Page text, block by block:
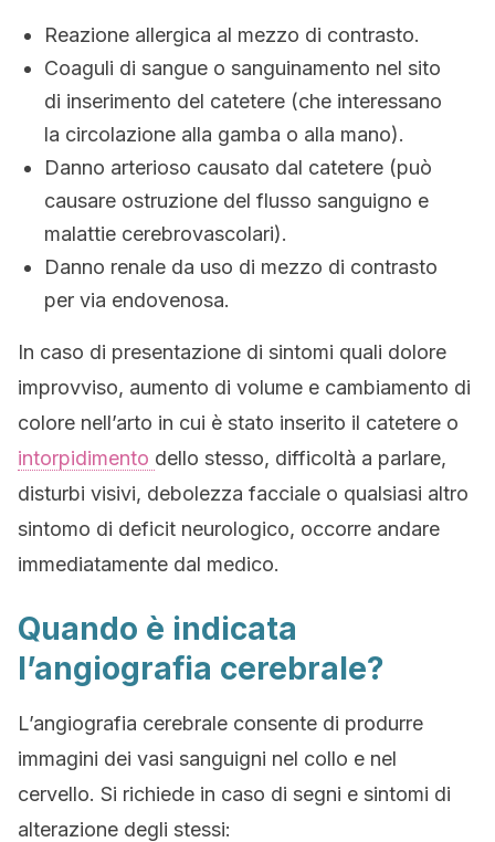
Reazione allergica al mezzo di contrasto.
Coaguli di sangue o sanguinamento nel sito
di inserimento del catetere (che interessano
la circolazione alla gamba o alla mano).
Danno arterioso causato dal catetere (può
causare ostruzione del flusso sanguigno e
malattie cerebrovascolari).
Danno renale da uso di mezzo di contrasto
per via endovenosa.
In caso di presentazione di sintomi quali dolore
improvviso, aumento di volume e cambiamento di
colore nell’arto in cui è stato inserito il catetere o
intorpidimento dello stesso, difficoltà a parlare,
disturbi visivi, debolezza facciale o qualsiasi altro
sintomo di deficit neurologico, occorre andare
immediatamente dal medico.
Quando è indicata
l’angiografia cerebrale?
L’angiografia cerebrale consente di produrre
immagini dei vasi sanguigni nel collo e nel
cervello. Si richiede in caso di segni e sintomi di
alterazione degli stessi: